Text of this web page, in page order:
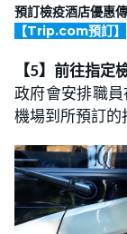
預訂檢疫酒店優惠
【Trip.com預訂】
【5】前往指定
政府會安排職
機場到所預訂的